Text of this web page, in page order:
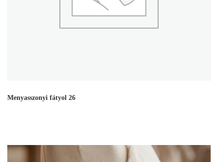
Menyasszonyi fátyol 26